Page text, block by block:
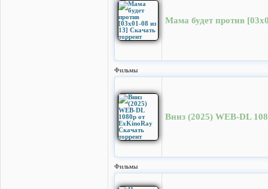
Мама будет против
Фильмы
Вниз (2025) WEB-DL
Фильмы